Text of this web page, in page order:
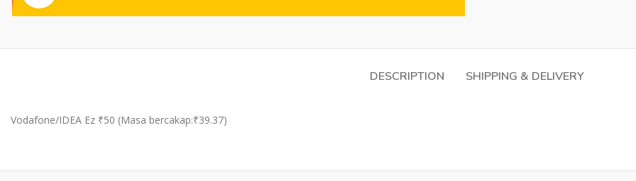
DESCRIPTION SHIPPING & DELIVERY
Vodafone/IDEA Ez ₹50 (Masa bercakap:₹39.37)